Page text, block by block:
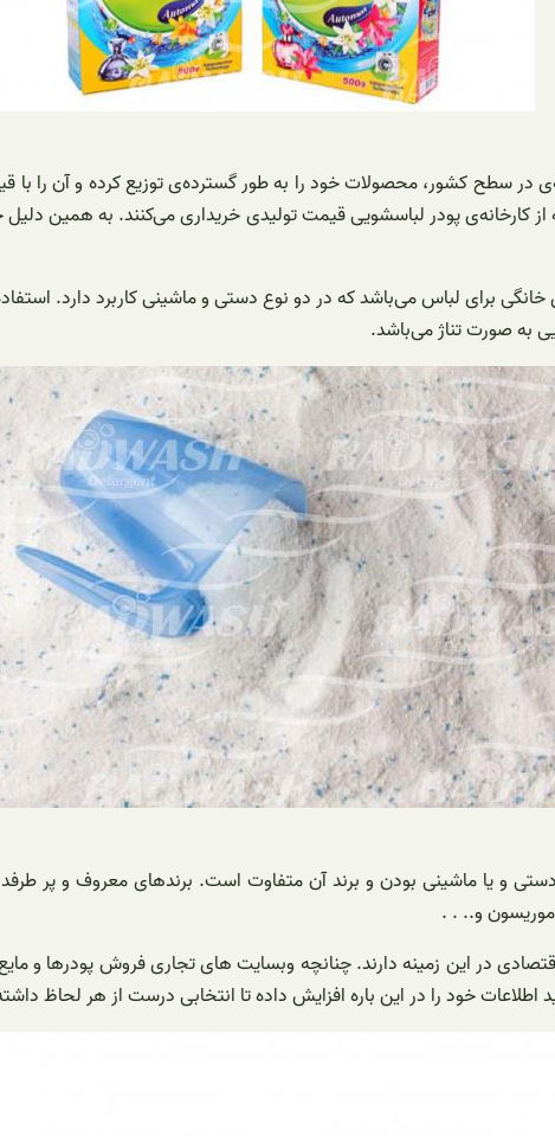
سطح کشور، محصولات خود را به طور گسترده‌ی توزیع کرده و آن را با
کارخانه‌ی پودر لباسشویی قیمت تولیدی خریداری می‌کنند. به همین
خانگی برای لباس می‌باشد که در دو نوع دستی و ماشینی کاربرد دارد.
به صورت تناژ می‌باشد.
و یا ماشینی بودن و برند آن متفاوت است. برند‌های معروف و پر
موریسون و.. . .
در این زمینه دارند. چنانچه وبسایت‌ های تجاری فروش پودر‌ها
خود را در این باره افزایش داده تا انتخابی درست از هر لحاظ